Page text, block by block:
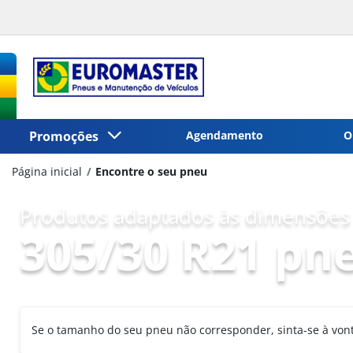
Promoções Agendamento
Página inicial Encontre o seu pneu
Produtos adaptados às dimensões
305/30 R21
Se o tamanho do seu pneu não corresponder, sinta-se à